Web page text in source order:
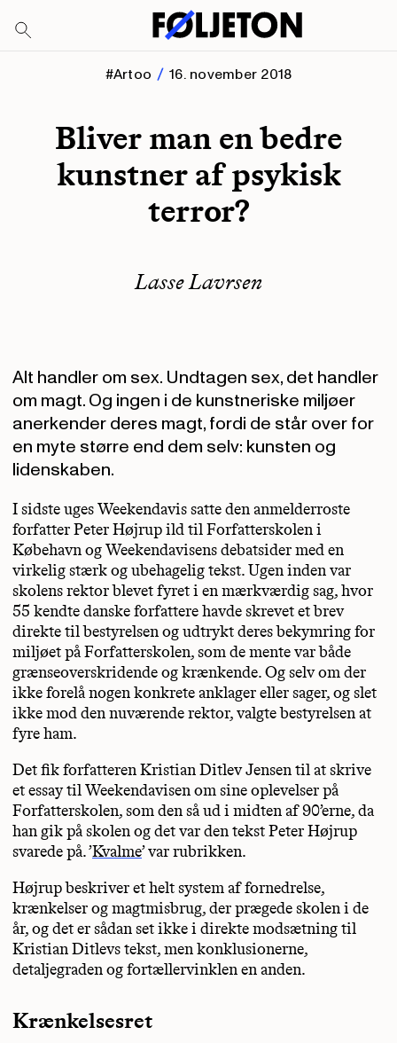
#Artoo 16. november 2018
Bliver man en bedre
kunstner af psykisk
terror?
Lasse Lavrsen
Alt handler om sex. Undtagen sex, det handler
om magt. Og ingen i de kunstneriske miljøer
anerkender deres magt, fordi de står over for
en myte større end dem selv: kunsten og
lidenskaben.
I sidste uges Weekendavis satte den anmelderroste
forfatter Peter Højrup ild til Forfatterskolen i
Købehavn og Weekendavisens debatsider med en
virkelig stærk og ubehagelig tekst. Ugen inden var
skolens rektor blevet fyret i en mærkværdig sag, hvor
55 kendte danske forfattere havde skrevet et brev
direkte til bestyrelsen og udtrykt deres bekymring for
miljøet på Forfatterskolen, som de mente var både
grænseoverskridende og krænkende. Og selv om der
ikke forelå nogen konkrete anklager eller sager, og slet
ikke mod den nuværende rektor, valgte bestyrelsen at
fyre ham.
Det fik forfatteren Kristian Ditlev Jensen til at skrive
et essay til Weekendavisen om sine oplevelser på
Forfatterskolen, som den så ud i midten af 90’erne, da
han gik på skolen og det var den tekst Peter Højrup
svarede på. ’Kvalme’ var rubrikken.
Højrup beskriver et helt system af fornedrelse,
krænkelser og magtmisbrug, der prægede skolen i de
år, og det er sådan set ikke i direkte modsætning til
Kristian Ditlevs tekst, men konklusionerne,
detaljegraden og fortællervinklen en anden.
Krænkelsesret